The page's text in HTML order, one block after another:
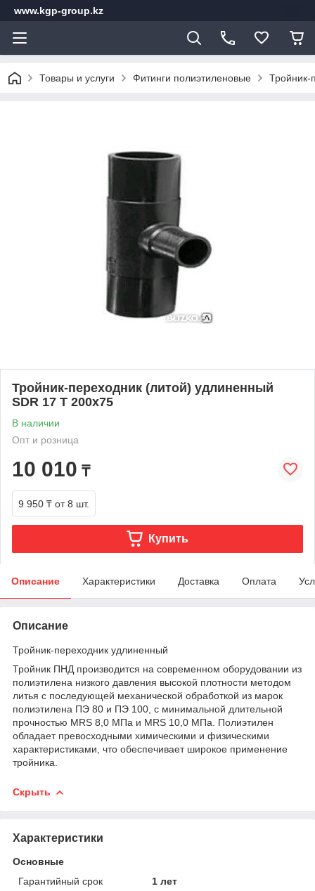
www.kgp-group.kz
Товары и услуги Фитинги полиэтиленовые Тройник-
Тройник-переходник (литой) удлиненный
SDR 17 Т 200х75
В наличии
Опт и розница
10 010 ₸
9 950 ₸ от 8 шт.
Купить
Описание Характеристики Доставка Оплата
Описание
Тройник-переходник удлиненный
Тройник ПНД производится на современном оборудовании из
полиэтилена низкого давления высокой плотности методом
литья с последующей механической обработкой из марок
полиэтилена ПЭ 80 и ПЭ 100, с минимальной длительной
прочностью MRS 8,0 МПа и MRS 10,0 МПа. Полиэтилен
обладает превосходными химическими и физическими
характеристиками, что обеспечивает широкое применение
тройника.
Скрыть
Характеристики
Основные
Гарантийный срок
1 лет